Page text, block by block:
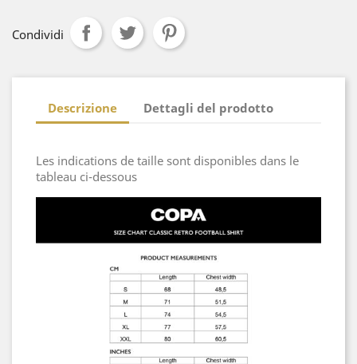
Condividi
Descrizione Dettagli del prodotto
Les indications de taille sont disponibles dans le
tableau ci-dessous